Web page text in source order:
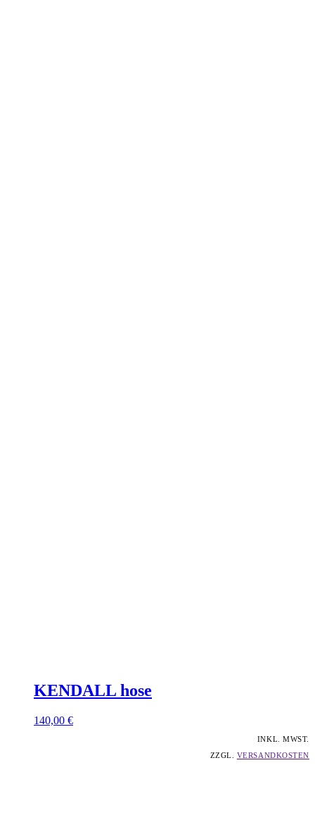
KENDALL hose
140,00 €
INKL. MWST.
ZZGL. VERSANDKOSTEN